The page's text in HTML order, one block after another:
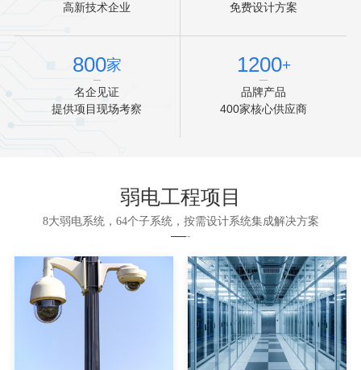
高新技术企业
免费设计方案
800家
名企见证
提供项目现场考察
1200+
品牌产品
400家核心供应商
弱电工程项目
8大弱电系统，64个子系统，按需设计系统集成解决方案